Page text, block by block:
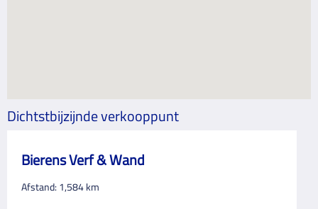
Dichtstbijzijnde verkooppunt
Bierens Verf & Wand
Afstand: 1,584km